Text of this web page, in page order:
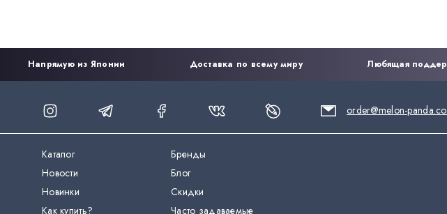
Напрямую из Японии Доставка по всему миру Любящая
order@melon-
Каталог
Бренды
Новости
Блог
Новинки
Скидки
Как купить?
Часто задаваемые